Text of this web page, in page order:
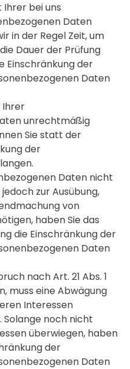
Ihrer bei uns
Daten
in der Regel Zeit, um
Dauer der Prüfung
Einschränkung der
Daten
Ihrer
unrechtmäßig
Sie statt der
der
Daten nicht
zur Ausübung,
von
haben Sie das
die Einschränkung der
Daten
nach Art. 21 Abs. 1
muss eine Abwägung
Interessen
noch nicht
überwiegen, haben
der
Daten